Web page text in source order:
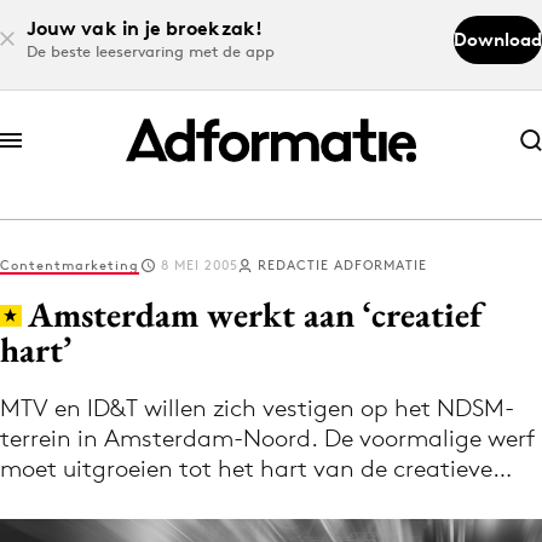
Jouw vak in je broekzak!
De beste leeservaring met de app
Download
Abonneer nu
Abonneer nu
Log in
Volg het laatste nieuws via de Adformatie
Nieuws app
Contentmarketing 8 MEI 2005 REDACTIE ADFORMATIE
Amsterdam werkt aan ‘creatief
hart’
MTV en ID&T willen zich vestigen op het NDSM-
terrein in Amsterdam-Noord. De voormalige werf
moet uitgroeien tot het hart van de creatieve…